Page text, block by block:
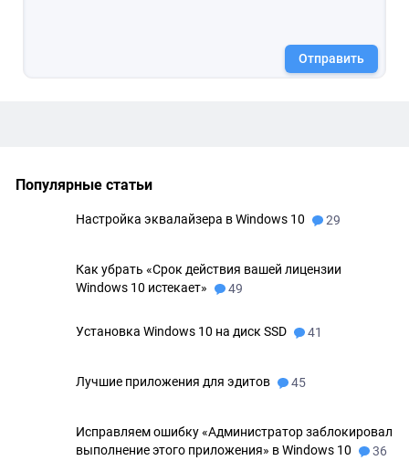
Популярные статьи
Настройка эквалайзера в Windows 10 29
Как убрать «Срок действия вашей лицензии
Windows 10 истекает»
49
Установка Windows 10 на диск SSD 41
Лучшие приложения для эдитов 45
Исправляем ошибку «Администратор заблокировал
выполнение этого приложения» в Windows 10
36
Отправить